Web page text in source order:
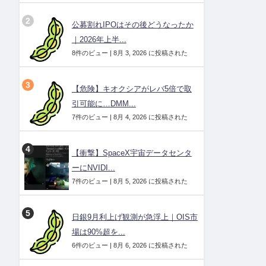
公募割れIPOはその後どうなったか
｜2026年上半...
8件のビュー | 8月 3, 2026 に投稿された
【危険】キオクシアがレバ5倍で取
引可能に…DMM...
7件のビュー | 8月 4, 2026 に投稿された
【衝撃】SpaceX宇宙データセンタ
ーにNVIDI...
7件のビュー | 8月 5, 2026 に投稿された
日銀9月利上げ観測が急浮上｜OIS市
場は90%超を...
6件のビュー | 8月 6, 2026 に投稿された